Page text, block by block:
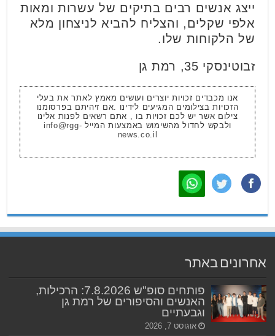
ייצג אנשים רבים בתיקים של עשרות ומאות
אלפי שקלים, והצליח להביא לניצחון מלא
של הלקוחות שלו.
זבוטינסקי 35, רמת גן
אנו מכבדים זכויות יוצרים ועושים מאמץ לאתר את בעלי
הזכויות בצילומים המגיעים לידינו .אם זיהיתם בפרסומנו
צילום אשר יש לכם זכויות בו , אתם רשאים לפנות אלינו
ולבקש לחדול מהשימוש באמצעות המייל info@rgg-
news.co.il
אחרונים באתר
פותחים סופ"ש 7.8.2026: הרכילות,
האנשים והסיפורים של רמת גן
וגבעתיים
אוגוסט 7, 2026